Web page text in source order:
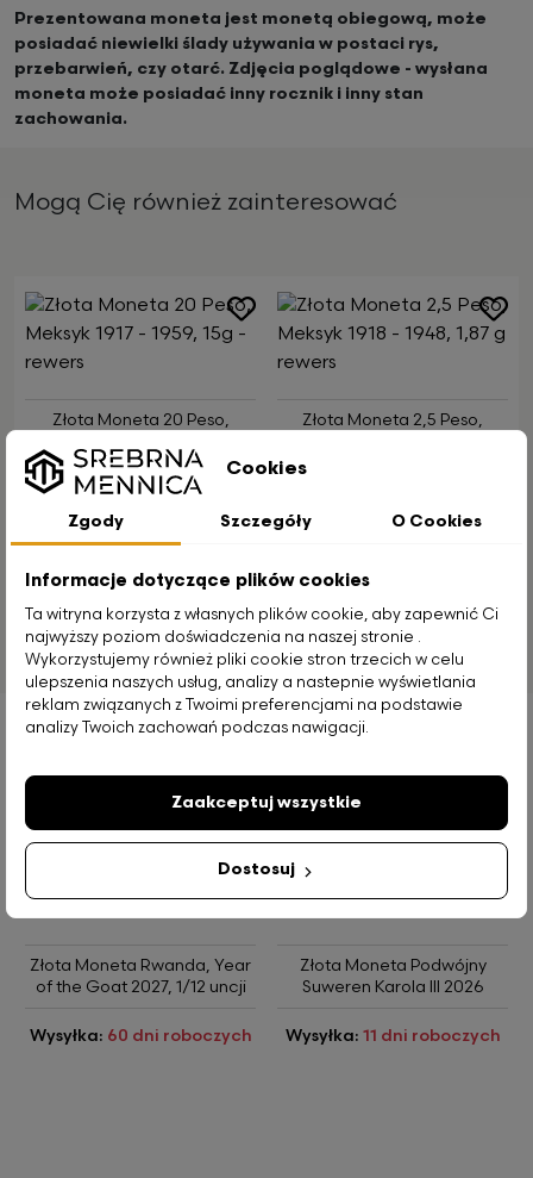
Prezentowana moneta jest monetą obiegową, może
posiadać niewielki ślady używania w postaci rys,
przebarwień, czy otarć. Zdjęcia poglądowe - wysłana
moneta może posiadać inny rocznik i inny stan
zachowania.
Mogą Cię również zainteresować
Złota Moneta 20 Peso,
Wysyłka:14 dni roboczych
8 447,00 zł
- + Do koszyka
Złota Moneta 2,5 Peso,
Zobacz
Złota Moneta Rwanda, Year
of the Goat 2027, 1/12 uncji
Wysyłka: 60 dni roboczych
Złota Moneta Podwójny
Suweren Karola III 2026
Wysyłka: 11 dni roboczych
Cookies
Zgody Szczegóły O Cookies
Informacje dotyczące plików cookies
Ta witryna korzysta z własnych plików cookie, aby zapewnić Ci
najwyższy poziom doświadczenia na naszej stronie .
Wykorzystujemy również pliki cookie stron trzecich w celu
ulepszenia naszych usług, analizy a nastepnie wyświetlania
reklam związanych z Twoimi preferencjami na podstawie
analizy Twoich zachowań podczas nawigacji.
Dostosuj
Zaakceptuj wszystkie